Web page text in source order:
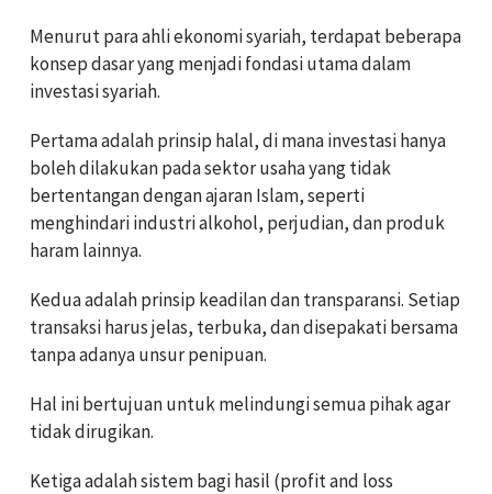
Menurut para ahli ekonomi syariah, terdapat beberapa
konsep dasar yang menjadi fondasi utama dalam
investasi syariah.
Pertama adalah prinsip halal, di mana investasi hanya
boleh dilakukan pada sektor usaha yang tidak
bertentangan dengan ajaran Islam, seperti
menghindari industri alkohol, perjudian, dan produk
haram lainnya.
Kedua adalah prinsip keadilan dan transparansi. Setiap
transaksi harus jelas, terbuka, dan disepakati bersama
tanpa adanya unsur penipuan.
Hal ini bertujuan untuk melindungi semua pihak agar
tidak dirugikan.
Ketiga adalah sistem bagi hasil (profit and loss